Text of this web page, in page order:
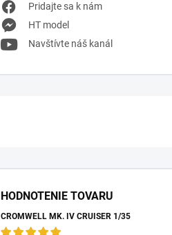
Pridajte sa k nám
HT model
Navštívte náš kanál
HODNOTENIE TOVARU
CROMWELL MK. IV CRUISER 1/35